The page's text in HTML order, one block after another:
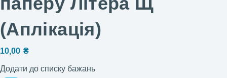
(Аплікація)
10,00 ₴
Додати до списку бажань